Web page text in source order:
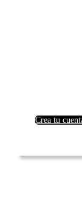
Crea tu